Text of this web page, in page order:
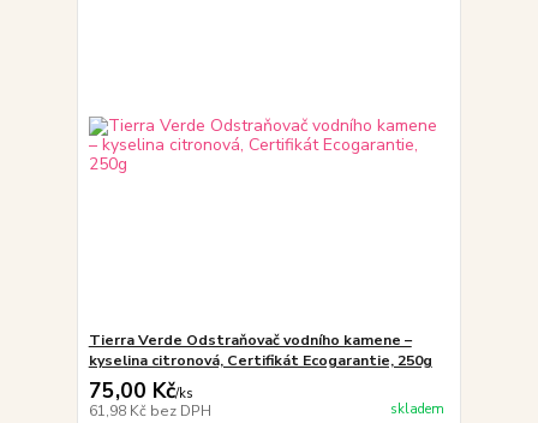
Tierra Verde Odstraňovač vodního kamene –
kyselina citronová, Certifikát Ecogarantie, 250g
75,00 Kč/ks
61,98 Kč bez DPH skladem